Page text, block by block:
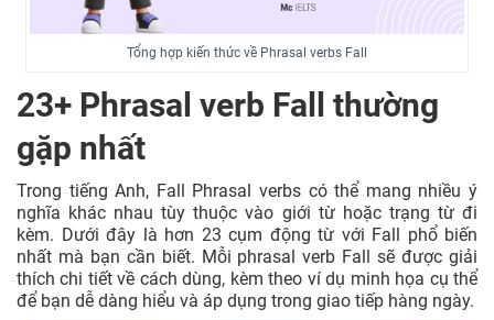
16
Fall
Rơi vào; bắt đầu một trạng thái hoặc
thói quen; được phân loại vào một
nhóm.
17
Fall
behind
Tụt lại phía sau; không theo kịp tiến
18
Fall
through
Thất bại, không thành công của một
kế hoạch, dự định, thỏa thuận.
19
Fall
back
Dựa vào hoặc sử dụng một phương
pháp hoặc tài nguyên phụ trợ khi cần
Tổng hợp kiến thức về Phrasal verbs Fall
23+ Phrasal verb Fall thường
gặp nhất
Trong tiếng Anh, Fall Phrasal verbs có thể mang nhiều ý
nghĩa khác nhau tùy thuộc vào giới từ hoặc trạng từ đi
kèm. Dưới đây là hơn 23 cụm động từ với Fall phổ biến
nhất mà bạn cần biết. Mỗi phrasal verb Fall sẽ được giải
thích chi tiết về cách dùng, kèm theo ví dụ minh họa cụ thể
để bạn dễ dàng hiểu và áp dụng trong giao tiếp hàng ngày.